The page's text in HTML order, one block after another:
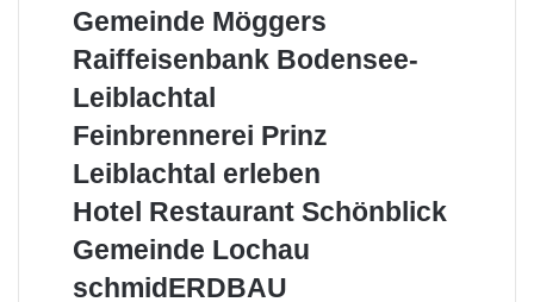
Gemeinde
Gemeinde Möggers
Raiffeisenbank
Leiblachtal
Raiffeisenbank Bodensee-
Leiblachtal
Feinbrennerei
Feinbrennerei Prinz
Leiblachtal
Leiblachtal erleben
Hotel
Schönblick
Hotel Restaurant Schönblick
Gemeinde
Gemeinde Lochau
schmidERDBAU
schmidERDBAU